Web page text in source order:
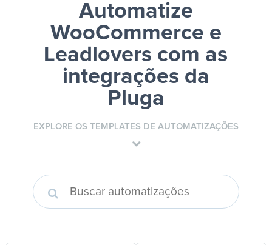
Automatize
WooCommerce e
Leadlovers com as
integrações da
Pluga
EXPLORE OS TEMPLATES DE AUTOMATIZAÇÕES